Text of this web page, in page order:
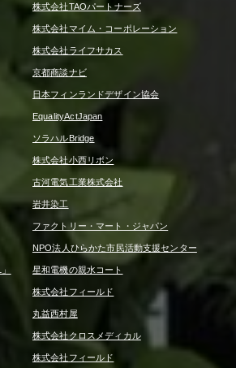
株式会社TAOパートナーズ
株式会社マイム・コーポレーション
株式会社ライフサカス
京都商談ナビ
日本フィンランドデザイン協会
EqualityActJapan
ソラハルBridge
株式会社小西リボン
古河電気工業株式会社
岩井染工
ファクトリー・マート・ジャパン
NPO法人ひらかた市民活動支援センター
星和電機の親水コート
株式会社フィールド
丸益西村屋
株式会社クロスメディカル
株式会社フィールド